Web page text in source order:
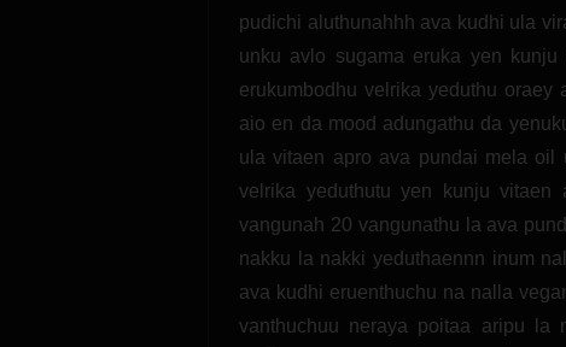
pudichi aluthunahhh ava kudhi ula
unku avlo sugama eruka yen
erukumbodhu velrika yeduthu
aio en da mood adungathu da
ula vitaen apro ava pundai mela
velrika yeduthutu yen kunju
vangunah 20 vangunathu la ava
nakku la nakki yeduthaennn inum
ava kudhi eruenthuchu na nalla
vanthuchuu neraya poitaa aripu la